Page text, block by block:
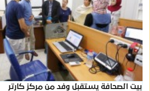
بيت الصحافة يستقبل وفد من مركز كارتر